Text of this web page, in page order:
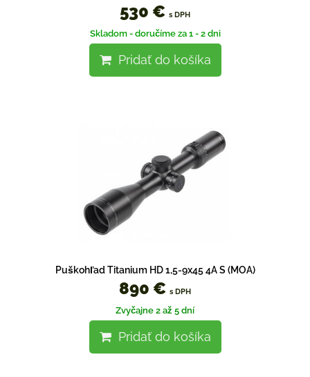
530 € s DPH
Skladom - doručíme za 1 - 2 dni
Pridať do košíka
Puškohľad Titanium HD 1,5-9x45 4A S (MOA)
890 € s DPH
Zvyčajne 2 až 5 dní
Pridať do košíka